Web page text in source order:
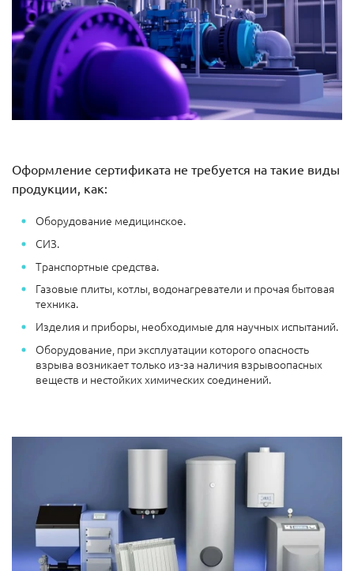
Оформление сертификата не требуется на такие виды
продукции, как:
Оборудование медицинское.
СИЗ.
Транспортные средства.
Газовые плиты, котлы, водонагреватели и прочая бытовая
техника.
Изделия и приборы, необходимые для научных испытаний.
Оборудование, при эксплуатации которого опасность
взрыва возникает только из-за наличия взрывоопасных
веществ и нестойких химических соединений.